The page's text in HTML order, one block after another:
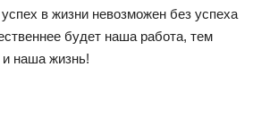
в жизни невозможен без успеха
будет наша работа, тем
и наша жизнь!